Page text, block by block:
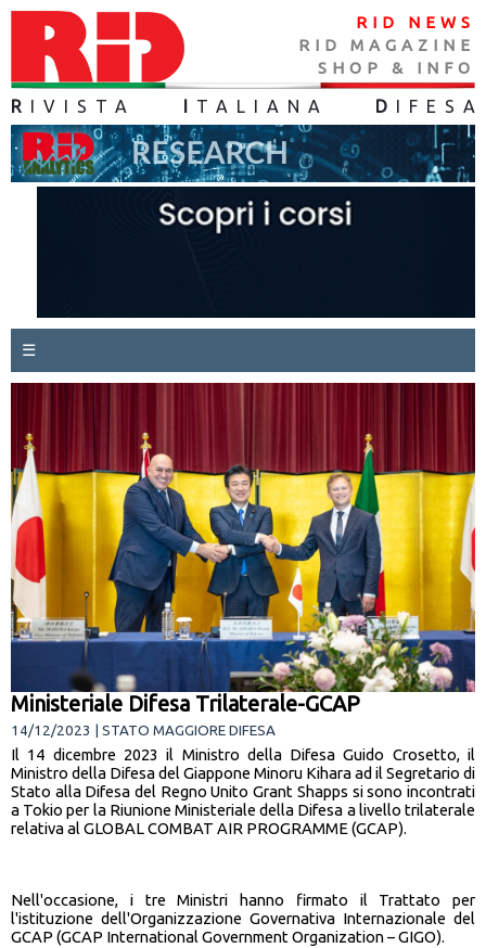
RID NEWS
RID MAGAZINE
SHOP & INFO
R IVISTA TALIANA D IFES A
☰
Ministeriale Difesa Trilaterale-GCAP
14/12/2023 | STATO MAGGIORE DIFESA
Il 14 dicembre 2023 il Ministro della Difesa Guido Crosetto, il
Ministro della Difesa del Giappone Minoru Kihara ad il Segretario di
Stato alla Difesa del Regno Unito Grant Shapps si sono incontrati
a Tokio per la Riunione Ministeriale della Difesa a livello trilaterale
relativa al GLOBAL COMBAT AIR PROGRAMME (GCAP).
Nell'occasione, i tre Ministri hanno firmato il Trattato per
l'istituzione dell'Organizzazione Governativa Internazionale del
GCAP (GCAP International Government Organization – GIGO).